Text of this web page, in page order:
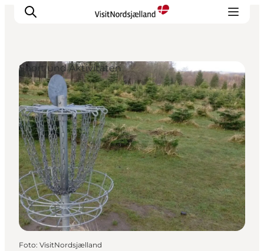
Highlights
Erlebnisse
Geschmack
Unterkünfte
Städte
Reiseplanung
Sport und Aktivitäten
Foto: VisitNordsjælland